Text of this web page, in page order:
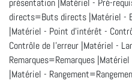
directs=Buts directs |Matériel -
|Matériel - Point d'intérêt -
Contrôle de l'erreur |Matériel -
Remarques=Remarques
|Matériel -